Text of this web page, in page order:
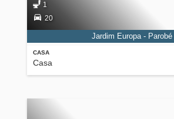
CASA
Casa
1
20
Jardim Europa - Parobé